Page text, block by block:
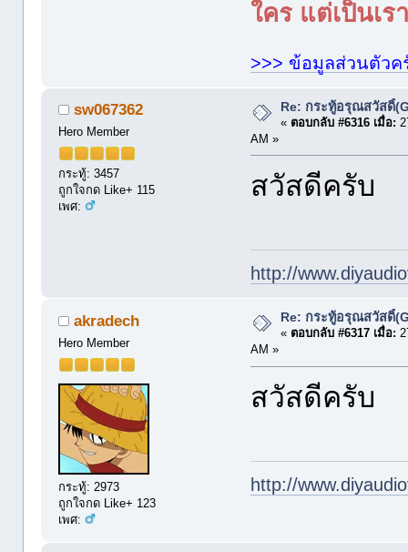
ใคร แต่เป็นเ
>>> ข้อมูลส่วนตัวค
sw067362
Hero Member
กระทู้: 3457
ถูกใจกด Like+ 115
เพศ:
Re: กระทู้อรุณสวัสดิ์
« ตอบกลับ #6316 เมื่อ:
AM »
สวัสดีครับ
http://
akradech
Hero Member
กระทู้: 2973
ถูกใจกด Like+ 123
เพศ:
Re: กระทู้อรุณสวัสดิ์
« ตอบกลับ #6317 เมื่อ:
AM »
สวัสดีครับ
http://